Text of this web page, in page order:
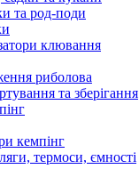
та род-поди
клювання
риболова
та зберігання
кемпінг
термоси, ємності